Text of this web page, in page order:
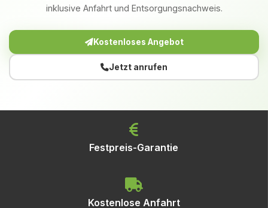
inklusive Anfahrt und Entsorgungsnachweis.
Kostenloses Angebot
Jetzt anrufen
Festpreis-Garantie
Kostenlose Anfahrt